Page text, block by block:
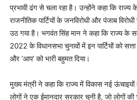
प्रभावी ढंग से चला रहा है। उन्होंने कहा कि राज्य
राजनीतिक पार्टियों के जनविरोधी और पंजाब
उठ गया है। भगवंत सिंह मान ने कहा कि राज्य के
2022 के विधानसभा चुनावों में इन पार्टियों को सत्ता
और ‘आप’ को भारी बहुमत दिया।
मुख्य मंत्री ने कहा कि राज्य में विकास नई ऊंचाइयों
लोगों ने एक ईमानदार सरकार चुनी है, जो लोगों की